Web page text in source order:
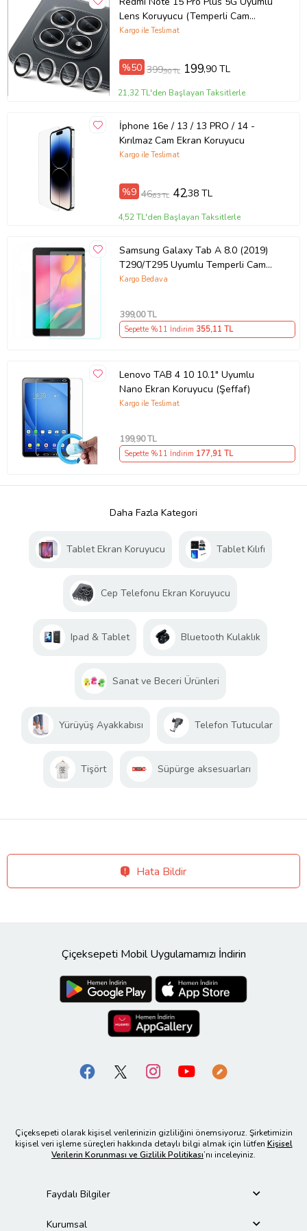
Lens Koruyucu (Temperli Cam
Kamera Koruyucu)
Kargo ile Teslimat
%50 399,90 TL 199,90 TL
21,32 TL'den Başlayan Taksitlerle
İphone 16e / 13 / 13 PRO / 14 -
Kırılmaz Cam Ekran Koruyucu
Kargo ile Teslimat
%9 46,63 TL 42,38 TL
4,52 TL'den Başlayan Taksitlerle
Samsung Galaxy Tab A 8.0 (2019)
T290/T295 Uyumlu Temperli Cam
Tablet Ekran Koruyucu (Şeffaf)
Kargo Bedava
399,00 TL
Sepette %11 İndirim 355,11 TL
Lenovo TAB 4 10 10.1" Uyumlu
Nano Ekran Koruyucu (Şeffaf)
Kargo ile Teslimat
199,90 TL
Sepette %11 İndirim 177,91 TL
Daha Fazla Kategori
Tablet Ekran Koruyucu Tablet Kılıfı
Cep Telefonu Ekran Koruyucu
Ipad & Tablet Bluetooth Kulaklık
Sanat ve Beceri Ürünleri
Yürüyüş Ayakkabısı Telefon Tutucular
Tişört Süpürge aksesuarları
Hata Bildir
Çiçeksepeti Mobil Uygulamamızı İndirin
Çiçeksepeti olarak kişisel verilerinizin gizliliğini önemsiyoruz. Şirketimizin
kişisel veri işleme süreçleri hakkında detaylı bilgi almak için lütfen Kişisel
Verilerin Korunması ve Gizlilik Politikası’nı inceleyiniz.
Faydalı Bilgiler
Kurumsal